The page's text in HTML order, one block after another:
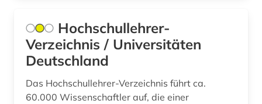
elektronisches buch (2)
elsass (1)
empfindsamkeit (1)
Hochschullehrer-
Verzeichnis / Universitäten
Deutschland
Das Hochschullehrer-Verzeichnis führt ca.
60.000 Wissenschaftler auf, die einer